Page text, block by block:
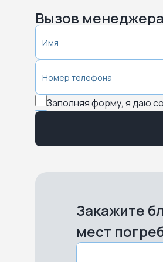
Вызов менеджера
Заполняя форму, я даю
Закажите
мест